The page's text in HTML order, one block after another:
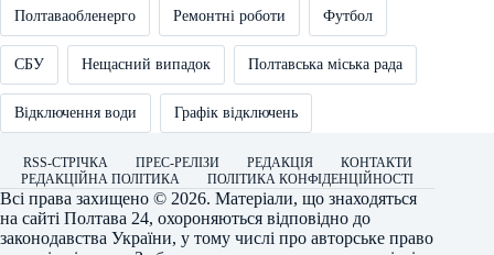
Полтаваобленерго Ремонтні роботи Футбол
СБУ Нещасний випадок Полтавська міська рада
Відключення води Графік відключень
RSS-СТРІЧКА ПРЕС-РЕЛІЗИ РЕДАКЦІЯ
КОНТАКТИ
РЕДАКЦІЙНА ПОЛІТИКА
ПОЛІТИКА КОНФІДЕНЦІЙНОСТІ
Всі права захищено © 2026. Матеріали, що знаходяться
на сайті Полтава 24, охороняються відповідно до
законодавства України, у тому числі про авторське право